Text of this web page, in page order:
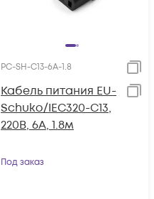
PC-SH-C13-6A-1.8
Кабель питания EU-
Schuko/IEC320-C13,
220B, 6А, 1.8м
Под заказ